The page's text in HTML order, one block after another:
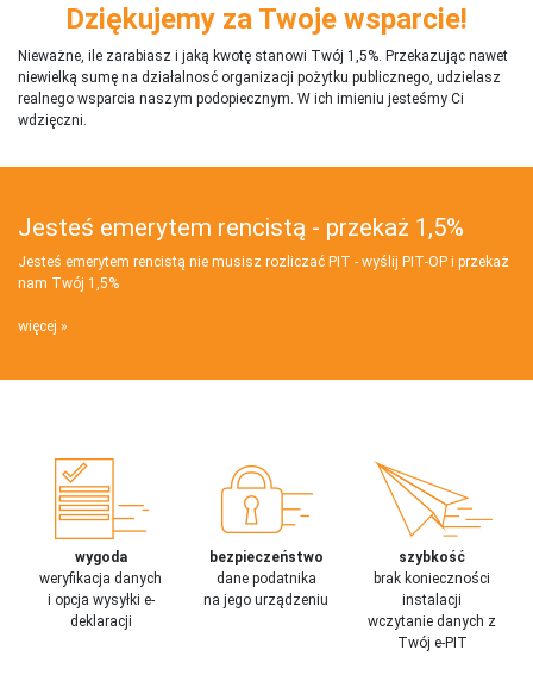
Dziękujemy za Twoje wsparcie!
Nieważne, ile zarabiasz i jaką kwotę stanowi Twój 1,5%. Przekazując nawet
niewielką sumę na działalnosć organizacji pożytku publicznego, udzielasz
realnego wsparcia naszym podopiecznym. W ich imieniu jesteśmy Ci
wdzięczni.
Jesteś emerytem rencistą - przekaż 1,5%
Jesteś emerytem rencistą nie musisz rozliczać PIT - wyślij PIT‑OP i przekaż
nam Twój 1,5%
więcej
wygoda
weryfikacja danych
i opcja wysyłki e-
deklaracji
bezpieczeństwo
dane podatnika
na jego urządzeniu
szybkość
brak konieczności
instalacji
wczytanie danych z
Twój e-PIT